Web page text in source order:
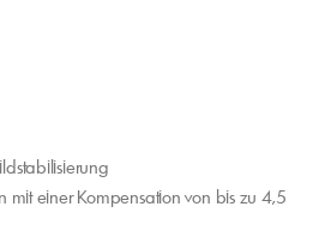
mit einer Kompensation von bis zu 4,5